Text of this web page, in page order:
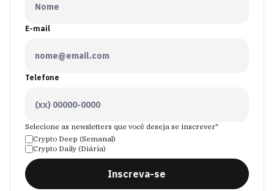
E-mail
Telefone
Selecione as newsletters que você deseja se inscrever*
Crypto Deep (Semanal)
Crypto Daily (Diária)
Inscreva-se